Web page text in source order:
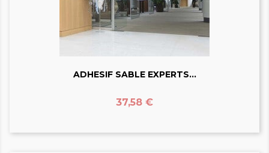
ADHESIF SABLE EXPERTS...
Prix
37,58 €